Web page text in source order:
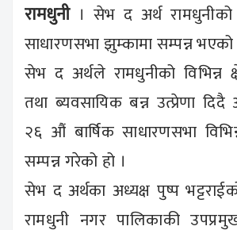
रामधुनी। सेभ द अर्थ
साधारणसभा झुम्कामा सम्पन्न
सेभ द अर्थले रामधुनीको विभिन्न
तथा ब्यवसायिक बन्न उत्प्रेणा
२६ औं बार्षिक साधारणसभा
सम्पन्न गरेको हो ।
सेभ द अर्थका अध्यक्ष पुष्प
रामधुनी नगर पालिकाकी